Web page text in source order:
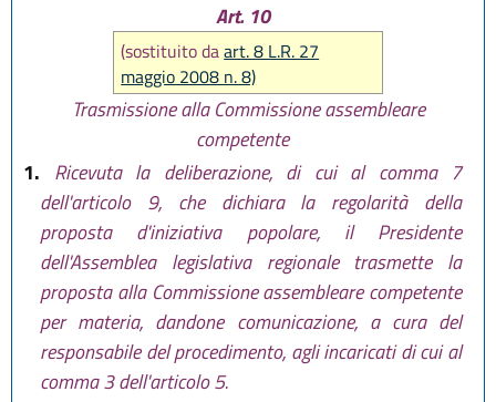
Art. 10
(sostituito daart. 8 L.R. 27
maggio 2008 n. 8)
Trasmissione alla Commissione assembleare
competente
1. Ricevuta la deliberazione, di cui al comma 7
dell'articolo 9, che dichiara la regolarità della
proposta d'iniziativa popolare, il Presidente
dell'Assemblea legislativa regionale trasmette la
proposta alla Commissione assembleare competente
per materia, dandone comunicazione, a cura del
responsabile del procedimento, agli incaricati di cui al
comma 3 dell'articolo 5.